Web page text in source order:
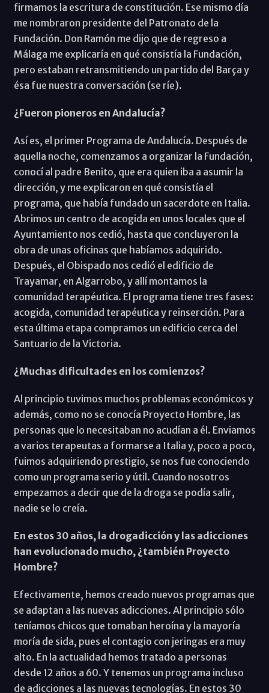
firmamos la escritura de constitución. Ese mismo día
me nombraron presidente del Patronato de la
Fundación. Don Ramón me dijo que de regreso a
Málaga me explicaría en qué consistía la Fundación,
pero estaban retransmitiendo un partido del Barça y
ésa fue nuestra conversación (se ríe).
¿Fueron pioneros en Andalucía?
Así es, el primer Programa de Andalucía. Después de
aquella noche, comenzamos a organizar la Fundación,
conocí al padre Benito, que era quien iba a asumir la
dirección, y me explicaron en qué consistía el
programa, que había fundado un sacerdote en Italia.
Abrimos un centro de acogida en unos locales que el
Ayuntamiento nos cedió, hasta que concluyeron la
obra de unas oficinas que habíamos adquirido.
Después, el Obispado nos cedió el edificio de
Trayamar, en Algarrobo, y allí montamos la
comunidad terapéutica. El programa tiene tres fases:
acogida, comunidad terapéutica y reinserción. Para
esta última etapa compramos un edificio cerca del
Santuario de la Victoria.
¿Muchas dificultades en los comienzos?
Al principio tuvimos muchos problemas económicos y
además, como no se conocía Proyecto Hombre, las
personas que lo necesitaban no acudían a él. Enviamos
a varios terapeutas a formarse a Italia y, poco a poco,
fuimos adquiriendo prestigio, se nos fue conociendo
como un programa serio y útil. Cuando nosotros
empezamos a decir que de la droga se podía salir,
nadie se lo creía.
En estos 30 años, la drogadicción y las adicciones
han evolucionado mucho, ¿también Proyecto
Hombre?
Efectivamente, hemos creado nuevos programas que
se adaptan a las nuevas adicciones. Al principio sólo
teníamos chicos que tomaban heroína y la mayoría
moría de sida, pues el contagio con jeringas era muy
alto. En la actualidad hemos tratado a personas
desde 12 años a 60. Y tenemos un programa incluso
de adicciones a las nuevas tecnologías. En estos 30